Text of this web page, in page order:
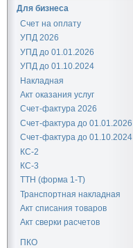
Для бизнеса
Счет на оплату
УПД 2026
УПД до 01.01.2026
УПД до 01.10.2024
Накладная
Акт оказания услуг
Счет-фактура 2026
Счет-фактура до 01.01.2026
Счет-фактура до 01.10.2024
КС-2
КС-3
ТТН (форма 1-Т)
Транспортная накладная
Акт списания товаров
Акт сверки расчетов
ПКО